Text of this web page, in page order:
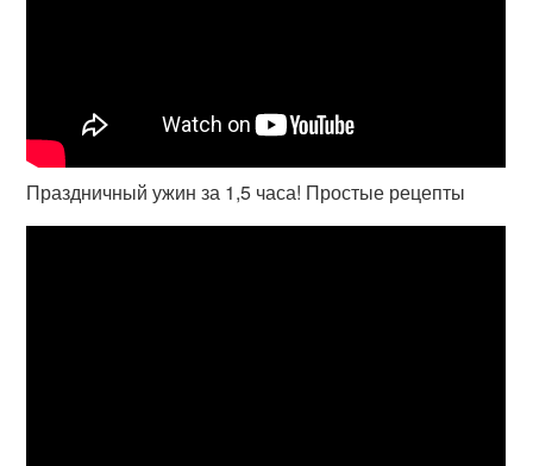
Праздничный ужин за 1,5 часа! Простые рецепты